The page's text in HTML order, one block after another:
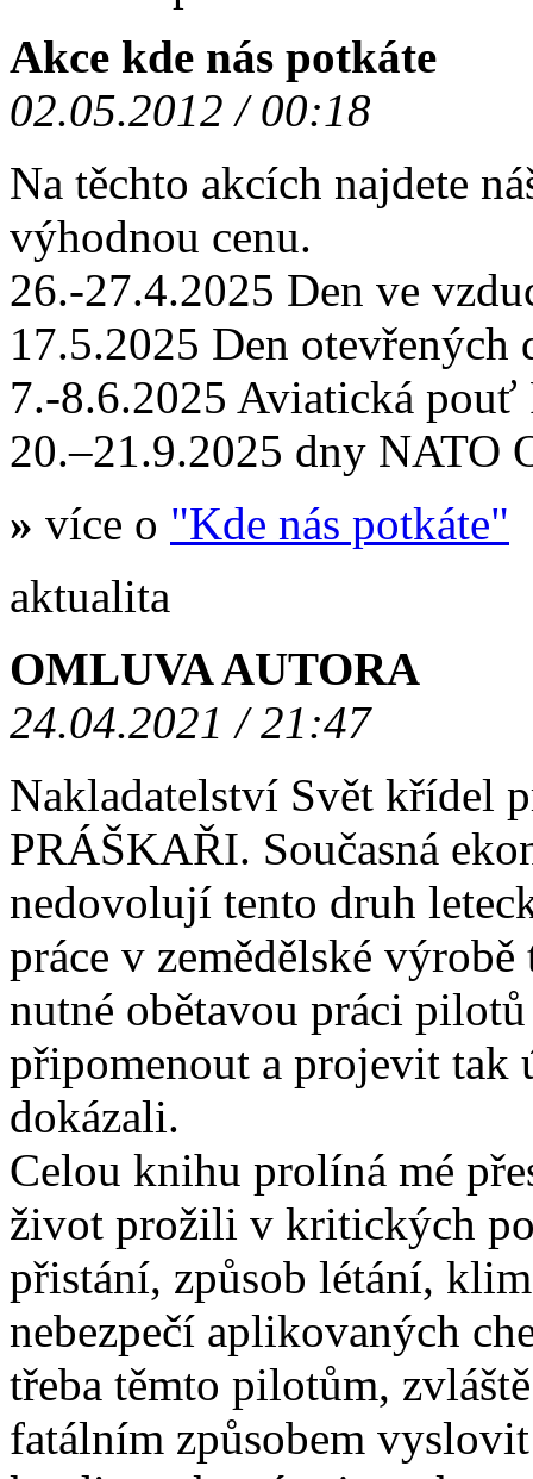
Akce kde nás potkáte
02.05.2012 / 00:18
Na těchto akcích najdete
výhodnou cenu.
26.-27.4.2025 Den ve
17.5.2025 Den
7.-8.6.2025 Aviatická
20.–21.9.2025 dny NATO
» více o "Kde nás potkáte"
aktualita
OMLUVA AUTORA
24.04.2021 / 21:47
Nakladatelství Svět křídel
PRÁŠKAŘI. Současná
nedovolují tento druh
práce v zemědělské
nutné obětavou práci
připomenout a projevit tak
dokázali.
Celou knihu prolíná mé
život prožili v kritických
přistání, způsob létání,
nebezpečí aplikovaných
třeba těmto pilotům,
fatálním způsobem